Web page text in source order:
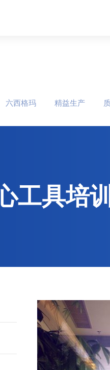
六西格玛 精益生产
工具培训